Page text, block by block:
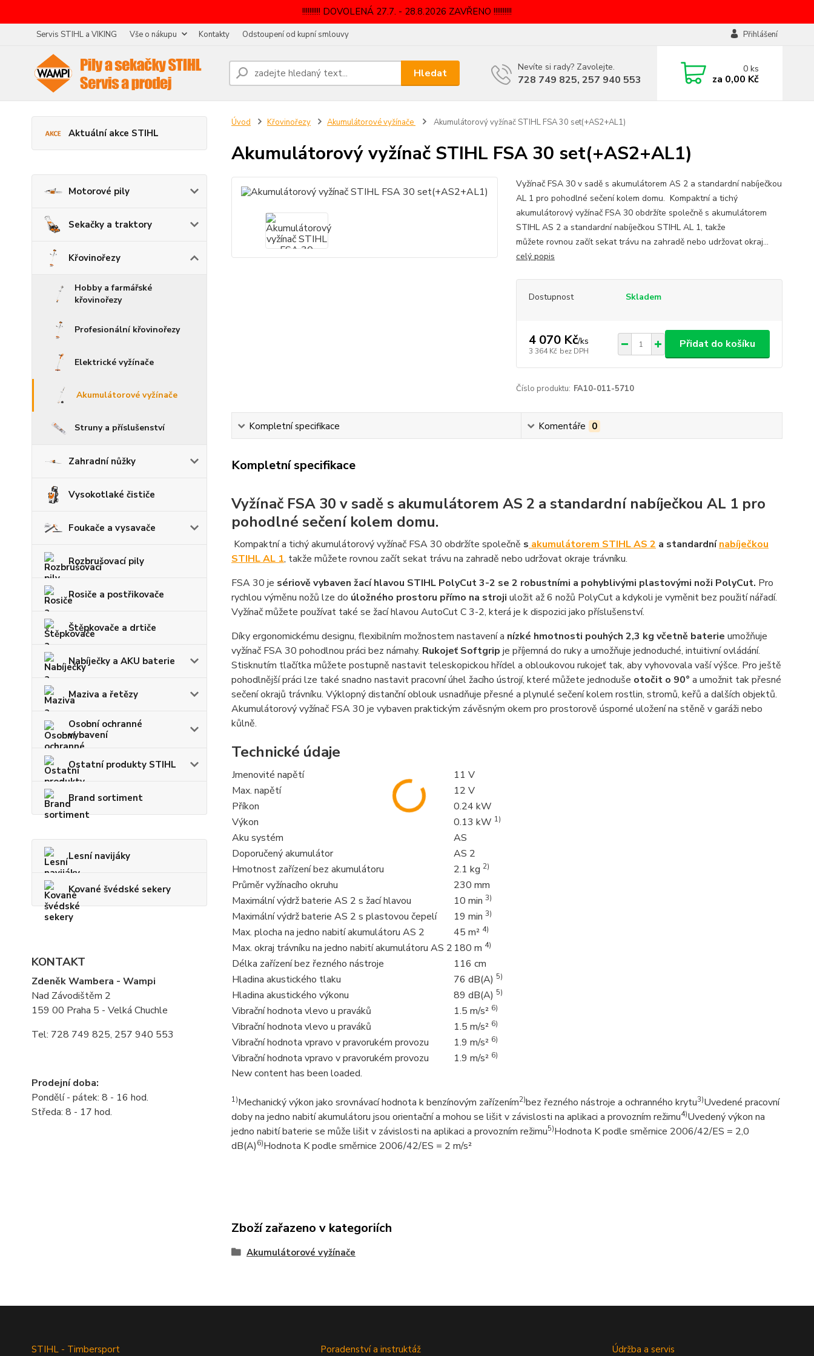
!!!!!!!!!! DOVOLENÁ 27.7. - 28.8.2026 ZAVŘENO !!!!!!!!!!
Servis STIHL a VIKING Vše o nákupu Kontakty Odstoupení od kupní smlouvy Přihlášení
Hledat Nevíte si rady? Zavolejte.
728 749 825, 257 940 553
0ks
za 0,00 Kč
Aktuální akce STIHL
Motorové pily
Sekačky a traktory
Křovinořezy
Hobby a farmářské
křovinořezy
Profesionální křovinořezy
Elektrické vyžínače
Akumulátorové vyžínače
Struny a příslušenství
Zahradní nůžky
Vysokotlaké čističe
Foukače a vysavače
Rozbrušovací pily
Rosiče a postřikovače
Štěpkovače a drtiče
Nabíječky a AKU baterie
Maziva a řetězy
Osobní ochranné
vybavení
Ostatní produkty STIHL
Brand sortiment
Lesní navijáky
Kované švédské sekery
KONTAKT
Zdeněk Wambera - Wampi
Nad Závodištěm 2
159 00 Praha 5 - Velká Chuchle
Tel: 728 749 825, 257 940 553
Prodejní doba:
Pondělí - pátek: 8 - 16 hod.
Středa: 8 - 17 hod.
Úvod Křovinořezy Akumulátorové vyžínače Akumulátorový vyžínač STIHL FSA 30 set(+AS2+AL1)
Akumulátorový vyžínač STIHL FSA 30 set(+AS2+AL1)
Vyžínač FSA 30 v sadě s akumulátorem AS 2 a standardní nabíječkou
AL 1 pro pohodlné sečení kolem domu. Kompaktní a tichý
akumulátorový vyžínač FSA 30 obdržíte společně s akumulátorem
STIHL AS 2 a standardní nabíječkou STIHL AL 1, takže
můžete rovnou začít sekat trávu na zahradě nebo udržovat okraj...
celý popis
Dostupnost Skladem
4 070 Kč/ks
3 364 Kč bez DPH
Přidat do košíku
Číslo produktu: FA10-011-5710
Kompletní specifikace Komentáře 0
Kompletní specifikace
Vyžínač FSA 30 v sadě s akumulátorem AS 2 a standardní nabíječkou AL 1 pro
pohodlné sečení kolem domu.
Kompaktní a tichý akumulátorový vyžínač FSA 30 obdržíte společně s akumulátorem STIHL AS 2 a standardnínabíječkou
STIHL AL 1, takže můžete rovnou začít sekat trávu na zahradě nebo udržovat okraje trávníku.
FSA 30 je sériově vybaven žací hlavou STIHL PolyCut 3-2 se 2 robustními a pohyblivými plastovými noži PolyCut. Pro
rychlou výměnu nožů lze do úložného prostoru přímo na stroji uložit až 6 nožů PolyCut a kdykoli je vyměnit bez použití nářadí.
Vyžínač můžete používat také se žací hlavou AutoCut C 3-2, která je k dispozici jako příslušenství.
Díky ergonomickému designu, flexibilním možnostem nastavení a nízké hmotnosti pouhých 2,3 kg včetně baterie umožňuje
vyžínač FSA 30 pohodlnou práci bez námahy. Rukojeť Softgrip je příjemná do ruky a umožňuje jednoduché, intuitivní ovládání.
Stisknutím tlačítka můžete postupně nastavit teleskopickou hřídel a obloukovou rukojeť tak, aby vyhovovala vaší výšce. Pro ještě
pohodlnější práci lze také snadno nastavit pracovní úhel žacího ústrojí, které můžete jednoduše otočit o 90° a umožnit tak přesné
sečení okrajů trávníku. Výklopný distanční oblouk usnadňuje přesné a plynulé sečení kolem rostlin, stromů, keřů a dalších objektů.
Akumulátorový vyžínač FSA 30 je vybaven praktickým závěsným okem pro prostorově úsporné uložení na stěně v garáži nebo
kůlně.
Technické údaje
Jmenovité napětí
11 V
Max. napětí
12 V
Příkon
0.24 kW
Výkon
0.13 kW 1)
Aku systém
AS
Doporučený akumulátor
AS 2
Hmotnost zařízení bez akumulátoru
2.1 kg 2)
Průměr vyžínacího okruhu
230 mm
Maximální výdrž baterie AS 2 s žací hlavou
10 min 3)
Maximální výdrž baterie AS 2 s plastovou čepelí 19 min 3)
Max. plocha na jedno nabití akumulátoru AS 2 45 m² 4)
Max. okraj trávníku na jedno nabití akumulátoru AS 2 180 m 4)
Délka zařízení bez řezného nástroje
116 cm
Hladina akustického tlaku
76 dB(A) 5)
Hladina akustického výkonu 89 dB(A) 5)
Vibrační hodnota vlevo u praváků 1.5 m/s² 6)
Vibrační hodnota vlevo u praváků 1.5 m/s² 6)
Vibrační hodnota vpravo v pravorukém provozu 1.9 m/s² 6)
Vibrační hodnota vpravo v pravorukém provozu 1.9 m/s² 6)
New content has been loaded.
1)Mechanický výkon jako srovnávací hodnota k benzínovým zařízením2)bez řezného nástroje a ochranného krytu3)Uvedené pracovní
doby na jedno nabití akumulátoru jsou orientační a mohou se lišit v závislosti na aplikaci a provozním režimu4)Uvedený výkon na
jedno nabití baterie se může lišit v závislosti na aplikaci a provozním režimu5)Hodnota K podle směrnice 2006/42/ES = 2,0
dB(A)6)Hodnota K podle směrnice 2006/42/ES = 2 m/s²
Zboží zařazeno v kategoriích
Akumulátorové vyžínače
STIHL - Timbersport Poradenství a instruktáž Údržba a servis